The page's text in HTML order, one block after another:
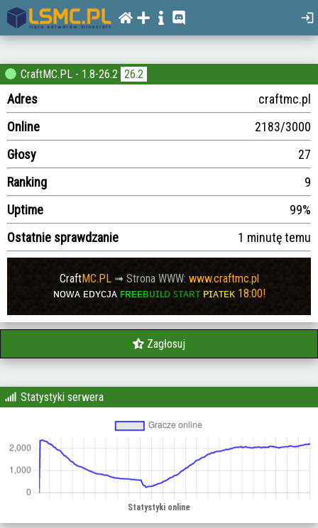
CraftMC.PL - 1.8-26.2 26.2
Adres
craftmc.pl
Online
2183/3000
Głosy
27
Ranking
9
Uptime
99%
Ostatnie sprawdzanie
1 minutę temu
CraftMC.PL ➟ Strona WWW: www.craftmc.pl
ɴᴏᴡᴀ ᴇᴅʏᴄᴊᴀ ꜰʀᴇᴇʙᴜɪʟᴅ ꜱᴛᴀʀᴛ ᴘɪᴀᴛᴇᴋ 18:00!
Zagłosuj
Statystyki serwera